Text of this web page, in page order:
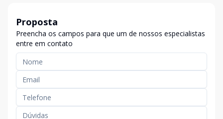
Proposta
Preencha os campos para que um de nossos especialistas
entre em contato